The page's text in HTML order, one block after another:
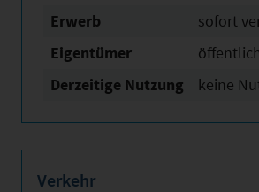
Erwerb
sofort
Eigentümer
öffentlich
Derzeitige Nutzung
keine
Verkehr